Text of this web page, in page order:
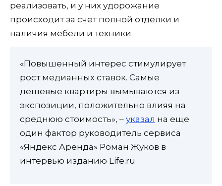
реализовать, и у них удорожание
происходит за счет полной отделки и
наличия мебели и техники.
«Повышенный интерес стимулирует
рост медианных ставок. Самые
дешевые квартиры вымываются из
экспозиции, положительно влияя на
среднюю стоимость», – указал на еще
один фактор руководитель сервиса
«Яндекс Аренда» Роман Жуков в
интервью изданию Life.ru